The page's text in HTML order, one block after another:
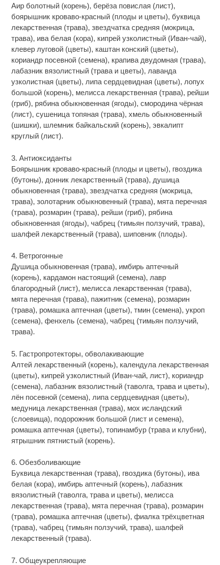
Аир болотный (корень), берёза повислая (лист),
боярышник кроваво-красный (плоды и цветы), буквица
лекарственная (трава), звездчатка средняя (мокрица,
трава), ива белая (кора), кипрей узколистный (Иван-чай),
клевер луговой (цветы), каштан конский (цветы),
кориандр посевной (семена), крапива двудомная (трава),
лабазник вязолистный (трава и цветы), лаванда
узколистная (цветы), липа сердцевидная (цветы), лопух
большой (корень), мелисса лекарственная (трава), рейши
(гриб), рябина обыкновенная (ягоды), смородина чёрная
(лист), сушеница топяная (трава), хмель обыкновенный
(шишки), шлемник байкальский (корень), эвкалипт
круглый (лист).
3. Антиоксиданты
Боярышник кроваво-красный (плоды и цветы), гвоздика
(бутоны), донник лекарственный (трава), душица
обыкновенная (трава), звездчатка средняя (мокрица,
трава), золотарник обыкновенный (трава), мята перечная
(трава), розмарин (трава), рейши (гриб), рябина
обыкновенная (ягоды), чабрец (тимьян ползучий, трава),
шалфей лекарственный (трава), шиповник (плоды).
4. Ветрогонные
Душица обыкновенная (трава), имбирь аптечный
(корень), кардамон настоящий (семена), лавр
благородный (лист), мелисса лекарственная (трава),
мята перечная (трава), пажитник (семена), розмарин
(трава), ромашка аптечная (цветы), тмин (семена), укроп
(семена), фенхель (семена), чабрец (тимьян ползучий,
трава).
5. Гастропротекторы, обволакивающие
Алтей лекарственный (корень), календула лекарственная
(цветы), кипрей узколистный (Иван-чай, лист), кориандр
(семена), лабазник вязолистный (таволга, трава и цветы),
лён посевной (семена), липа сердцевидная (цветы),
медуница лекарственная (трава), мох исландский
(слоевища), подорожник большой (лист и семена),
ромашка аптечная (цветы), топинамбур (трава и клубни),
ятрышник пятнистый (корень).
6. Обезболивающие
Буквица лекарственная (трава), гвоздика (бутоны), ива
белая (кора), имбирь аптечный (корень), лабазник
вязолистный (таволга, трава и цветы), мелисса
лекарственная (трава), мята перечная (трава), розмарин
(трава), ромашка аптечная (цветы), фиалка трёхцветная
(трава), чабрец (тимьян ползучий, трава), шалфей
лекарственный (трава).
7. Общеукрепляющие